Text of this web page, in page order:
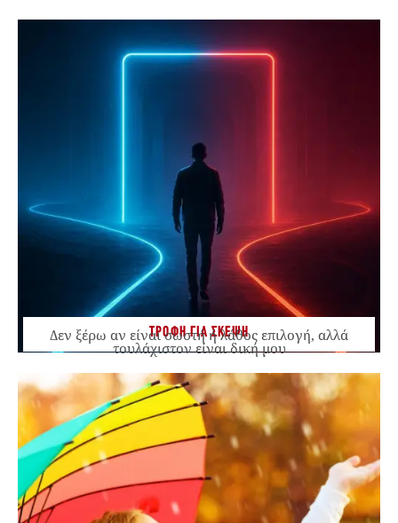
ΤΡΟΦΗ ΓΙΑ ΣΚΕΨΗ
Δεν ξέρω αν είναι σωστή ή λάθος επιλογή, αλλά
τουλάχιστον είναι δική μου